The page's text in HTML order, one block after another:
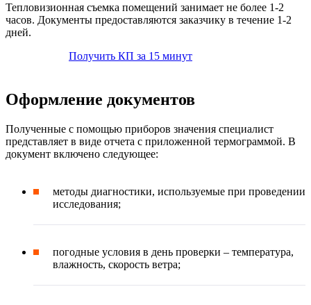
Тепловизионная съемка помещений занимает не более 1-2
часов. Документы предоставляются заказчику в течение 1-2
дней.
Получить КП за 15 минут
Оформление документов
Полученные с помощью приборов значения специалист
представляет в виде отчета с приложенной термограммой. В
документ включено следующее:
методы диагностики, используемые при проведении
исследования;
погодные условия в день проверки – температура,
влажность, скорость ветра;